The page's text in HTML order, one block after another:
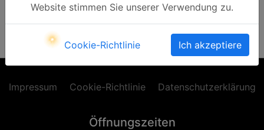
(Naumburg-Saale)
facebook
instagram
trip advisor
Impressum Cookie-Richtlinie Datenschutzerklärung
Öffnungszeiten
Website stimmen Sie unserer Verwendung zu.
Cookie-Richtlinie Ich akzeptiere